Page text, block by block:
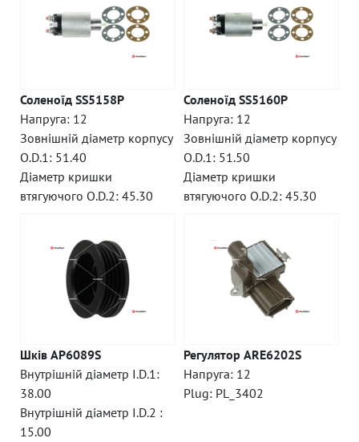
Соленоїд SS5158P
Напруга: 12
Зовнішній діаметр корпусу
O.D.1: 51.40
Діаметр кришки
втягуючого O.D.2: 45.30
Соленоїд SS5160P
Напруга: 12
Зовнішній діаметр корпусу
O.D.1: 51.50
Діаметр кришки
втягуючого O.D.2: 45.30
Шків AP6089S
Внутрішній діаметр I.D.1:
38.00
Внутрішній діаметр I.D.2 :
15.00
Регулятор ARE6202S
Напруга: 12
Plug: PL_3402